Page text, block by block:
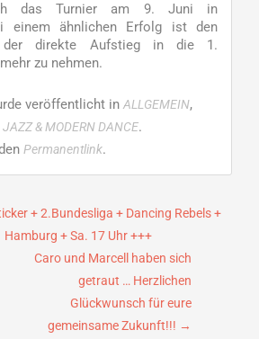
das Turnier am 9. Juni in
einem ähnlichen Erfolg ist den
der direkte Aufstieg in die 1.
zu nehmen.
veröffentlicht in ALLGEMEIN,
JAZZ & MODERN DANCE.
Permanentlink.
+ 2.Bundesliga + Dancing Rebels +
Hamburg + Sa. 17 Uhr +++
Caro und Marcell haben sich
getraut … Herzlichen
Glückwunsch für eure
gemeinsame Zukunft!!! →